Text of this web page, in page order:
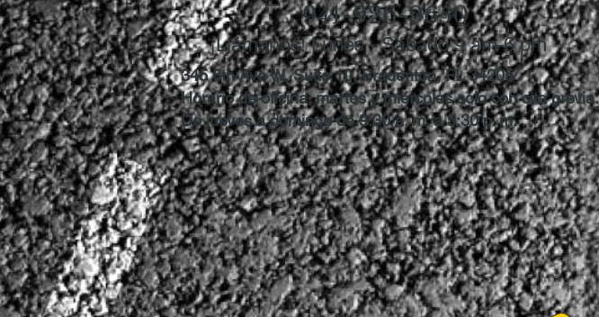
941-926-9650
¡Llámanos! Lunes - Sábado 9 am-6 pm
345 6th Ave W, Suite 10, Bradenton, FL 34205
Horario de oficina: martes y miércoles solo con cita previa.
De jueves a domingo de 9:30 a. m. a 5:30 p. m.